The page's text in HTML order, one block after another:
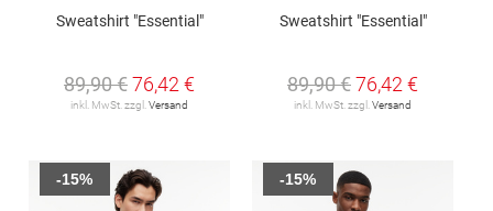
Sweatshirt "Essential"
89,90 €76,42 €
inkl. MwSt. zzgl. Versand
Sweatshirt "Essential"
89,90 €76,42 €
inkl. MwSt. zzgl. Versand
-15% -15%